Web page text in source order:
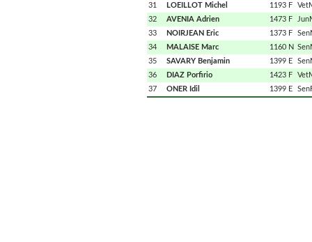
31
LOEILLOT Michel 1193 F
32
AVENIA Adrien 1473 F
33
NOIRJEAN Eric 1373 F
34
MALAISE Marc 1160 N
35
SAVARY Benjamin 1399 E
36
DIAZ Porfirio 1423 F
37
ONER Idil 1399 E